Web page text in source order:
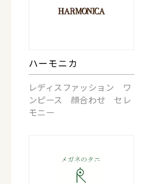
ハーモニカ
レディスファッション ワ
ンピース 顔合わせ セレ
モニー